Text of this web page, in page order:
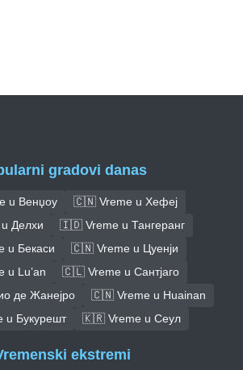
gradovi danas
u Венџоу
🇨🇳 Vreme u Хефеј
Делхи
🇮🇩 Vreme u Тангеранг
Бекаси
🇨🇳 Vreme u Цуенји
Lu’an
🇨🇱 Vreme u Сантјаго
де Жанејро
🇨🇳 Vreme u Huainan
Букурешт
🇰🇷 Vreme u Сеул
ekstremi